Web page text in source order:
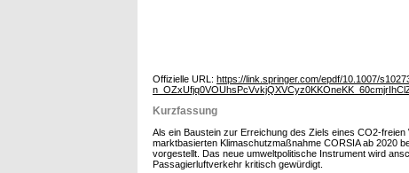
Offizielle URL: https://link.springer.com/epdf/10.1007/
Kurzfassung
Als ein Baustein zur Erreichung des Ziels eines CO2-
marktbasierten Klimaschutzmaßnahme CORSIA ab 2020
vorgestellt. Das neue umweltpolitische Instrument wird
Passagierluftverkehr kritisch gewürdigt.